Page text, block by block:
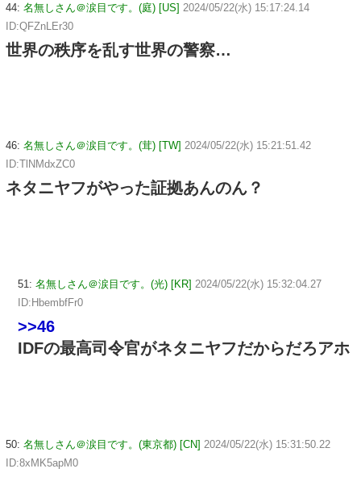
44: 名無しさん＠涙目です。(庭) [US] 2024/05/22(水) 15:17:24.14
ID:QFZnLEr30
世界の秩序を乱す世界の警察…
46: 名無しさん＠涙目です。(茸) [TW] 2024/05/22(水) 15:21:51.42
ID:TlNMdxZC0
ネタニヤフがやった証拠あんのん？
51: 名無しさん＠涙目です。(光) [KR] 2024/05/22(水) 15:32:04.27
ID:HbembfFr0
>>46
IDFの最高司令官がネタニヤフだからだろアホ
50: 名無しさん＠涙目です。(東京都) [CN] 2024/05/22(水) 15:31:50.22
ID:8xMK5apM0